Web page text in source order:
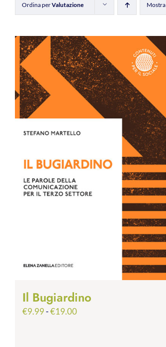
Ordina perValutazione Mostra
Il Bugiardino
€9.99-€19.00Fascia